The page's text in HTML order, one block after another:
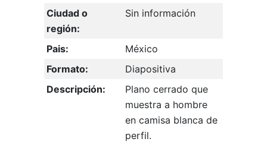
Ciudad o
región:
Sin información
Pais:
México
Formato:
Diapositiva
Descripción:
Plano cerrado que
muestra a hombre
en camisa blanca de
perfil.